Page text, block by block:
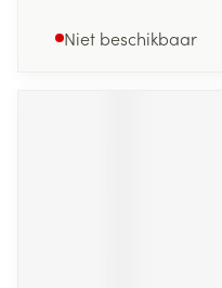
Niet beschikbaar